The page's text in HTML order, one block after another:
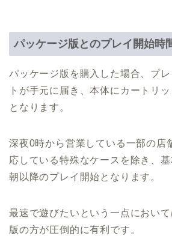
パッケージ版とのプレイ開始時
パッケージ版を購入した場合、プ
トが手元に届き、本体にカートリ
となります。
深夜0時から営業している一部の店
応している特殊なケースを除き、
朝以降のプレイ開始となります。
最速で遊びたいという一点におい
版の方が圧倒的に有利です。